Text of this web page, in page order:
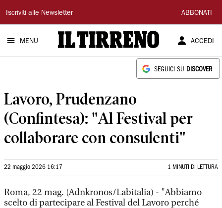
Il
Tirreno
Iscriviti alle Newsletter ABBONATI
MENU ACCEDI
SEGUICI SU DISCOVER
Lavoro, Prudenzano
(Confintesa): "Al Festival per
collaborare con consulenti"
22 maggio 2026 16:17 1 MINUTI DI LETTURA
Roma, 22 mag. (Adnkronos/Labitalia) - "Abbiamo
scelto di partecipare al Festival del Lavoro perché